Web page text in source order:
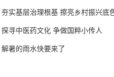
夯实基层治理根基 擦亮乡村振兴底
探寻中医药文化 争做国粹小传人
解暑的雨水快要来了